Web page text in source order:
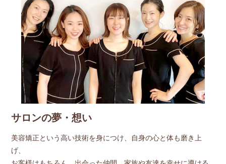
サロンの夢・想い
美容矯正という高い技術を身につけ、自身の心と体も磨き上
げ、